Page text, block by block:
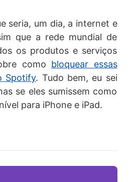
seria, um dia, a internet e
que a rede mundial de
os produtos e serviços
como bloquear essas
Spotify. Tudo bem, eu sei
se eles sumissem como
para iPhone e iPad.